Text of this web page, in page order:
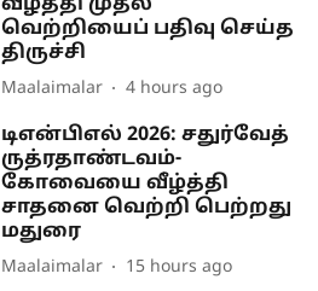
வெற்றியைப் பதிவு செய்த
திருச்சி
Maalaimalar 4 hours ago
டிஎன்பிஎல் 2026: சதுர்வேத்
ருத்ரதாண்டவம்-
கோவையை வீழ்த்தி
சாதனை வெற்றி பெற்றது
மதுரை
Maalaimalar 15 hours ago